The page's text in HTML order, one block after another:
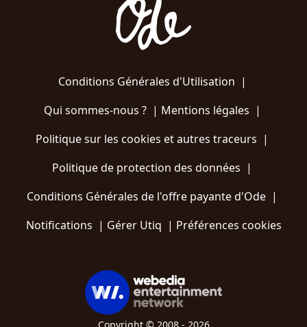
Conditions Générales d'Utilisation |
Qui sommes-nous ?| Mentions légales |
Politique sur les cookies et autres traceurs |
Politique de protection des données |
Conditions Générales de l'offre payante d'Ode |
Notifications | Gérer Utiq | Préférences cookies
Copyright © 2008 - 2026